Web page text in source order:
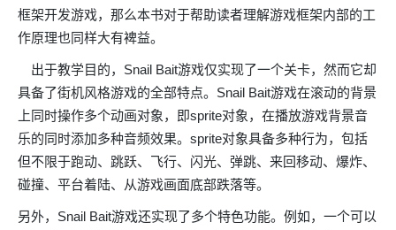
框架开发游戏，那么本书对于帮助读者理解游戏框架内部的工
作原理也同样大有裨益。
出于教学目的，Snail Bait游戏仅实现了一个关卡，然而它却
具备了街机风格游戏的全部特点。Snail Bait游戏在滚动的背景
上同时操作多个动画对象，即sprite对象，在播放游戏背景音
乐的同时添加多种音频效果。sprite对象具备多种行为，包括
但不限于跑动、跳跃、飞行、闪光、弹跳、来回移动、爆炸、
碰撞、平台着陆、从游戏画面底部跌落等。
另外，Snail Bait游戏还实现了多个特色功能。例如，一个可以